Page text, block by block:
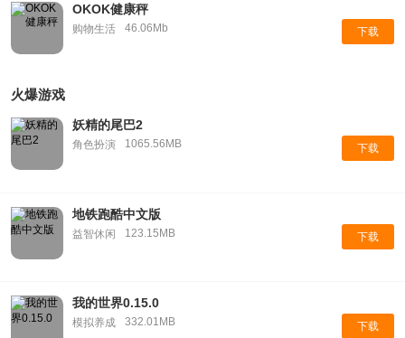
OKOK健康秤
购物生活 46.06Mb 下载
火爆游戏
妖精的尾巴2
角色扮演 1065.56MB 下载
地铁跑酷中文版
益智休闲 123.15MB 下载
我的世界0.15.0
模拟养成 332.01MB 下载